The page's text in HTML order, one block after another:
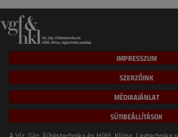
IMPRESSZUM
SZERZŐINK
MÉDIAAJÁNLAT
SÜTIBEÁLLÍTÁSOK